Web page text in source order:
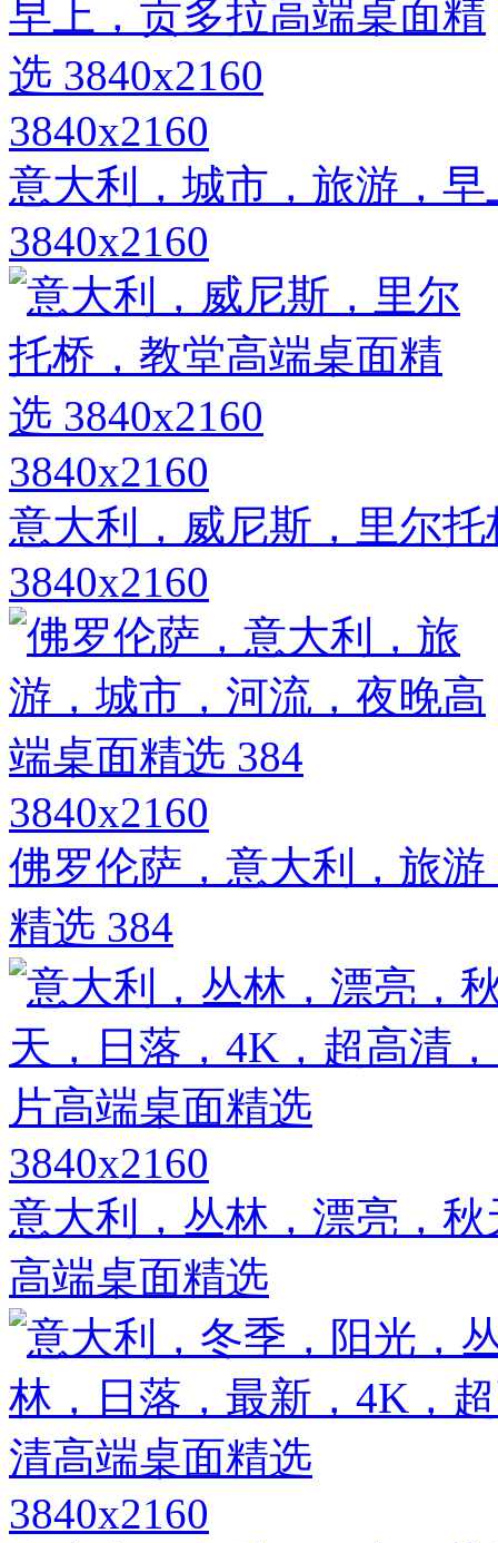
3840x2160
意大利，城市，旅游，
3840x2160
3840x2160
意大利，威尼斯，里尔
3840x2160
3840x2160
佛罗伦萨，意大利，旅
精选 384
3840x2160
意大利，丛林，漂亮，
高端桌面精选
3840x2160